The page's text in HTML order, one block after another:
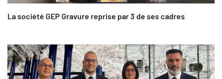
La société GEP Gravure reprise par 3 de ses cadres